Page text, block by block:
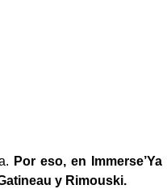
Por eso, en
y Rimouski.